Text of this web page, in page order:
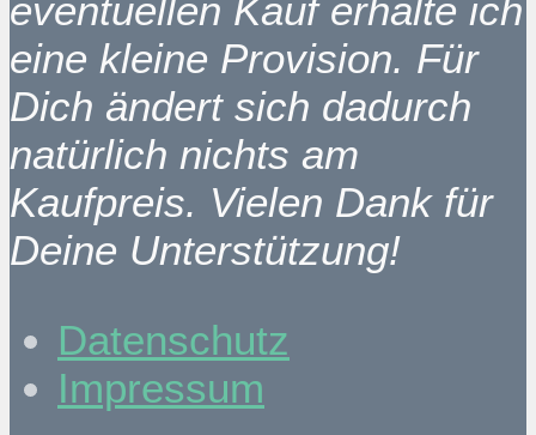
eventuellen Kauf erhalte ich
eine kleine Provision. Für
Dich ändert sich dadurch
natürlich nichts am
Kaufpreis. Vielen Dank für
Deine Unterstützung!
Datenschutz
Impressum